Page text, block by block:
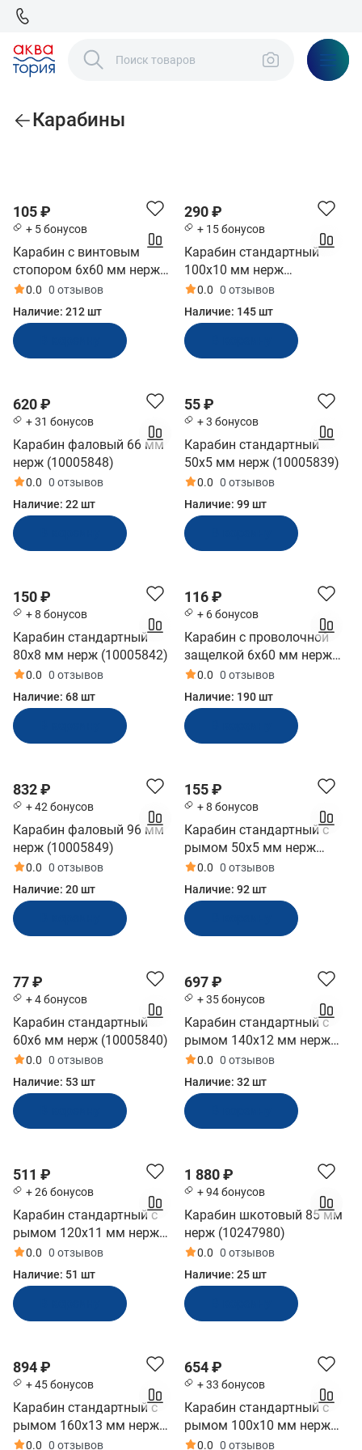
Карабины
105 ₽
+ 5 бонусов
Карабин с винтовым
стопором 6х60 мм нерж
(10245077)
0.0 0 отзывов
Наличие: 212 шт
290 ₽
+ 15 бонусов
Карабин стандартный
100x10 мм нерж
(10005843)
0.0 0 отзывов
Наличие: 145 шт
620 ₽
+ 31 бонусов
Карабин фаловый 66 мм
нерж (10005848)
0.0 0 отзывов
Наличие: 22 шт
55 ₽
+ 3 бонусов
Карабин стандартный
50x5 мм нерж (10005839)
0.0 0 отзывов
Наличие: 99 шт
150 ₽
+ 8 бонусов
Карабин стандартный
80x8 мм нерж (10005842)
0.0 0 отзывов
Наличие: 68 шт
116 ₽
+ 6 бонусов
Карабин с проволочной
защелкой 6x60 мм нерж
(10005853)
0.0 0 отзывов
Наличие: 190 шт
832 ₽
+ 42 бонусов
Карабин фаловый 96 мм
нерж (10005849)
0.0 0 отзывов
Наличие: 20 шт
155 ₽
+ 8 бонусов
Карабин стандартный с
рымом 50x5 мм нерж
(10247983)
0.0 0 отзывов
Наличие: 92 шт
77 ₽
+ 4 бонусов
Карабин стандартный
60x6 мм нерж (10005840)
0.0 0 отзывов
Наличие: 53 шт
697 ₽
+ 35 бонусов
Карабин стандартный с
рымом 140x12 мм нерж
(10257853)
0.0 0 отзывов
Наличие: 32 шт
511 ₽
+ 26 бонусов
Карабин стандартный с
рымом 120x11 мм нерж
(10249463)
0.0 0 отзывов
Наличие: 51 шт
1 880 ₽
+ 94 бонусов
Карабин шкотовый 85 мм
нерж (10247980)
0.0 0 отзывов
Наличие: 25 шт
894 ₽
+ 45 бонусов
Карабин стандартный с
рымом 160x13 мм нерж
(10257854)
0.0 0 отзывов
654 ₽
+ 33 бонусов
Карабин стандартный с
рымом 100x10 мм нерж
(10247987)
0.0 0 отзывов